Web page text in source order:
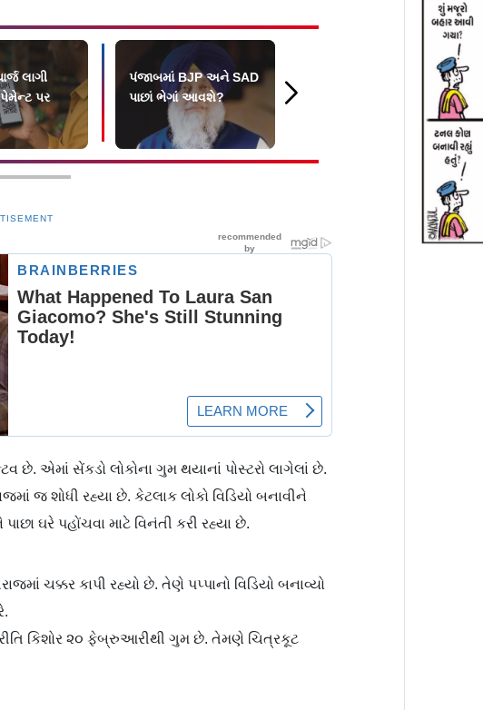
લાગી
પર
પંજાબમાં BJP અને SAD
પાછાં ભેગાં આવશે?
લેયરનો સિદ્ધાંત લાગુ કરી
છે. એમાં સેંકડો લોકોના ગુમ થયાનાં પોસ્ટરો લાગેલાં છે.
જ શોધી રહ્યા છે. કેટલાક લોકો વિડિયો બનાવીને
ઘરે પહોંચવા માટે વિનંતી કરી રહ્યા છે.
ચક્કર કાપી રહ્યો છે. તેણે પપ્પાનો વિડિયો બનાવ્યો
કિશોર ૨૦ ફેબ્રુઆરીથી ગુમ છે. તેમણે ચિત્રકૂટ